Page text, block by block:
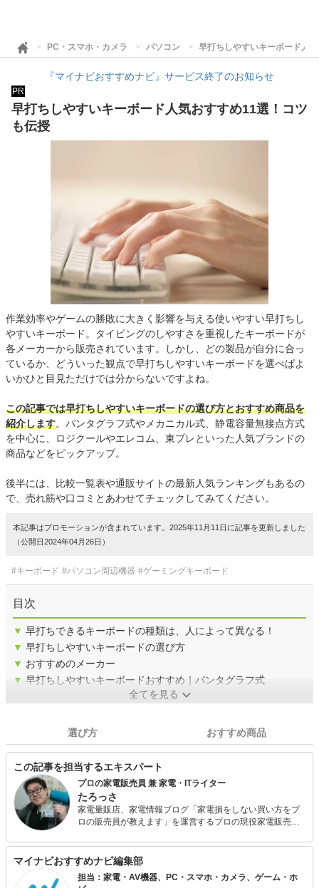
PC・スマホ・カメラ パソコン 早打ちしやすいキーボード人
『マイナビおすすめナビ』サービス終了のお知らせ
PR
早打ちしやすいキーボード人気おすすめ11選！コツ
も伝授
作業効率やゲームの勝敗に大きく影響を与える使いやすい早打ちし
やすいキーボード。タイピングのしやすさを重視したキーボードが
各メーカーから販売されています。しかし、どの製品が自分に合っ
ているか、どういった観点で早打ちしやすいキーボードを選べばよ
いかひと目見ただけでは分からないですよね。
この記事では早打ちしやすいキーボードの選び方とおすすめ商品を
紹介します。パンタグラフ式やメカニカル式、静電容量無接点方式
を中心に、ロジクールやエレコム、東プレといった人気ブランドの
商品などをピックアップ。
後半には、比較一覧表や通販サイトの最新人気ランキングもあるの
で、売れ筋や口コミとあわせてチェックしてみてください。
本記事はプロモーションが含まれています。2025年11月11日に記事を更新しました
（公開日2024年04月26日）
#キーボード #パソコン周辺機器 #ゲーミングキーボード
目次
▼ 早打ちできるキーボードの種類は、人によって異なる！
▼ 早打ちしやすいキーボードの選び方
▼ おすすめのメーカー
▼ 早打ちしやすいキーボードおすすめ｜パンタグラフ式
全てを見る
選び方 おすすめ商品
この記事を担当するエキスパート
プロの家電販売員 兼 家電・ITライター
たろっさ
家電量販店、家電情報ブログ「家電損をしない買い方をプ
ロの販売員が教えます」を運営するプロの現役家電販売
ルバイトを経てそのまま家電量販店の道へと進んで15年
弱。 個人で年間2億円を売り上げ、数々の法人内コンテス
ト等で表彰された経験を持っています。 家電アドバイザー
の資格を有し、家電と名の付く物全てに精通しています。
マイナビおすすめナビ編集部
担当：家電・AV機器、PC・スマホ・カメラ、ゲーム・ホ